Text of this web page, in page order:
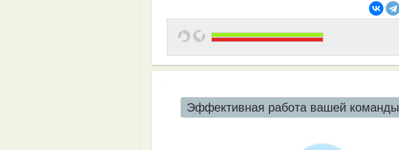
Эффективная работа вашей команды